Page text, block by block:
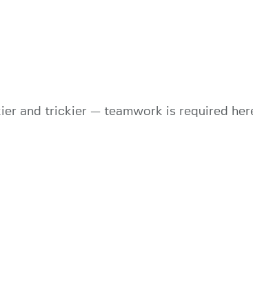
and trickier — teamwork is required